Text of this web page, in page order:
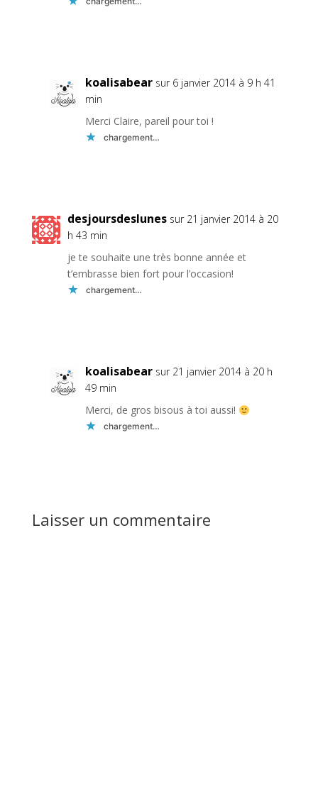
koalisabear sur 6 janvier 2014 à 9 h 41
min
Merci Claire, pareil pour toi !
chargement…
desjoursdeslunes sur 21 janvier 2014 à 20
h 43 min
je te souhaite une très bonne année et
t’embrasse bien fort pour l’occasion!
chargement…
koalisabear sur 21 janvier 2014 à 20 h
49 min
Merci, de gros bisous à toi aussi!
chargement…
Laisser un commentaire